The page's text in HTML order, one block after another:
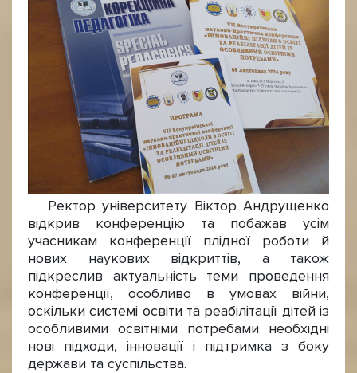
Ректор університету Віктор Андрущенко
відкрив конференцію та побажав усім
учасникам конференції плідної роботи й
нових наукових відкриттів, а також
підкреслив актуальність теми проведення
конференції, особливо в умовах війни,
оскільки системі освіти та реабілітації дітей із
особливими освітніми потребами необхідні
нові підходи, інновації і підтримка з боку
держави та суспільства.